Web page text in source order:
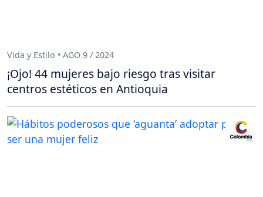
Vida y Estilo • AGO 9 / 2024
¡Ojo! 44 mujeres bajo riesgo tras visitar
centros estéticos en Antioquia